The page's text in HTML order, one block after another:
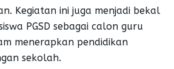
Kegiatan ini juga menjadi bekal
PGSD sebagai calon guru
menerapkan pendidikan
sekolah.